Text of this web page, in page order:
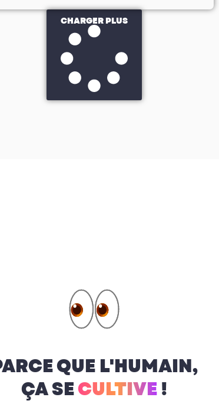
CHARGER PLUS
QUE L'HUMAIN,
ÇA SECULTIVE!